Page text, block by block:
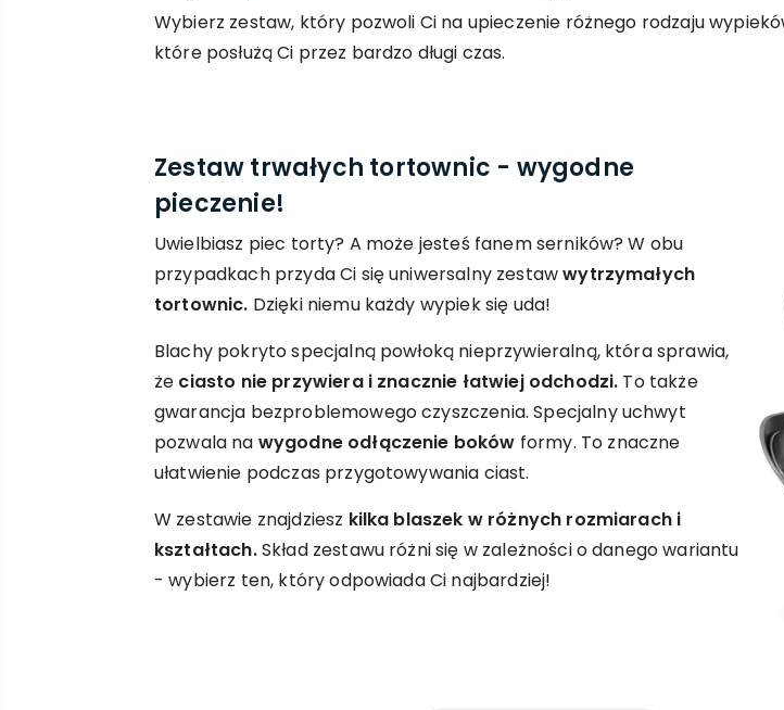
Wybierz zestaw, który pozwoli Ci na upieczenie różnego rodzaju
które posłużą Ci przez bardzo długi czas.
Zestaw trwałych tortownic - wygodne
pieczenie!
Uwielbiasz piec torty? A może jesteś fanem serników? W obu
przypadkach przyda Ci się uniwersalny zestawwytrzymałych
tortownic. Dzięki niemu każdy wypiek się uda!
Blachy pokryto specjalną powłoką nieprzywieralną, która sprawia,
że ciasto nie przywiera i znacznie łatwiej odchodzi. To także
gwarancja bezproblemowego czyszczenia. Specjalny uchwyt
pozwala na wygodne odłączenie boków formy. To znaczne
ułatwienie podczas przygotowywania ciast.
W zestawie znajdziesz kilka blaszek w różnych rozmiarach i
kształtach.Skład zestawu różni się w zależności o danego wariantu
- wybierz ten, który odpowiada Ci najbardziej!